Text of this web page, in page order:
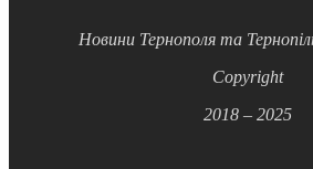
Новини Тернополя та
Copyright
2018 – 2025